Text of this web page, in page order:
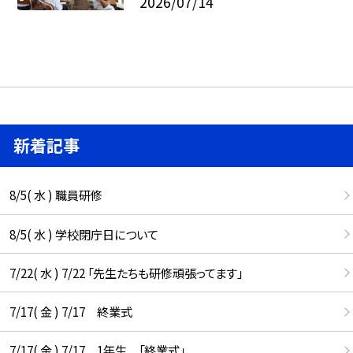
新着記事
8/5( 水 ) 職員研修
8/5( 水 ) 学校閉庁日について
7/22( 水 ) 7/22 「先生たちも研修頑張ってます」
7/17( 金 ) 7/17 終業式